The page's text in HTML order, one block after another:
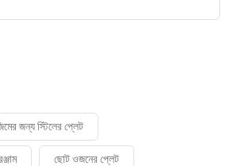
জন্য স্টিলের প্লেট
ছোট ওজনের প্লেট